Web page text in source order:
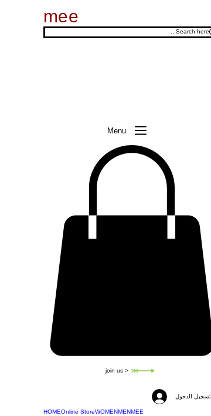
mee
Menu
join us >
تسجيل الدخول
HOMEOnline StoreWOMENMENMEE